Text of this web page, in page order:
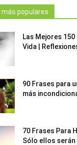
populares
Las Mejores
Vida |
90 Frases para
más
70 Frases Para
Sólo ellos